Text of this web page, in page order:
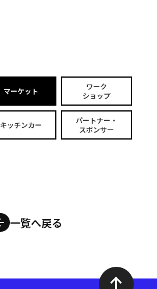
マーケット
ワーク
ショップ
キッチンカー
パートナー・
スポンサー
一覧へ戻る